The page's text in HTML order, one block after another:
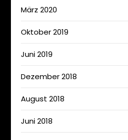
März 2020
Oktober 2019
Juni 2019
Dezember 2018
August 2018
Juni 2018